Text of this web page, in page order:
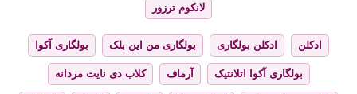
لانکوم ترزور
ادکلن ادکلن بولگاری بولگاری من این بلک بولگاری آکوا
بولگاری آکوا اتلانتیک آرماف کلاب دی نایت مردانه